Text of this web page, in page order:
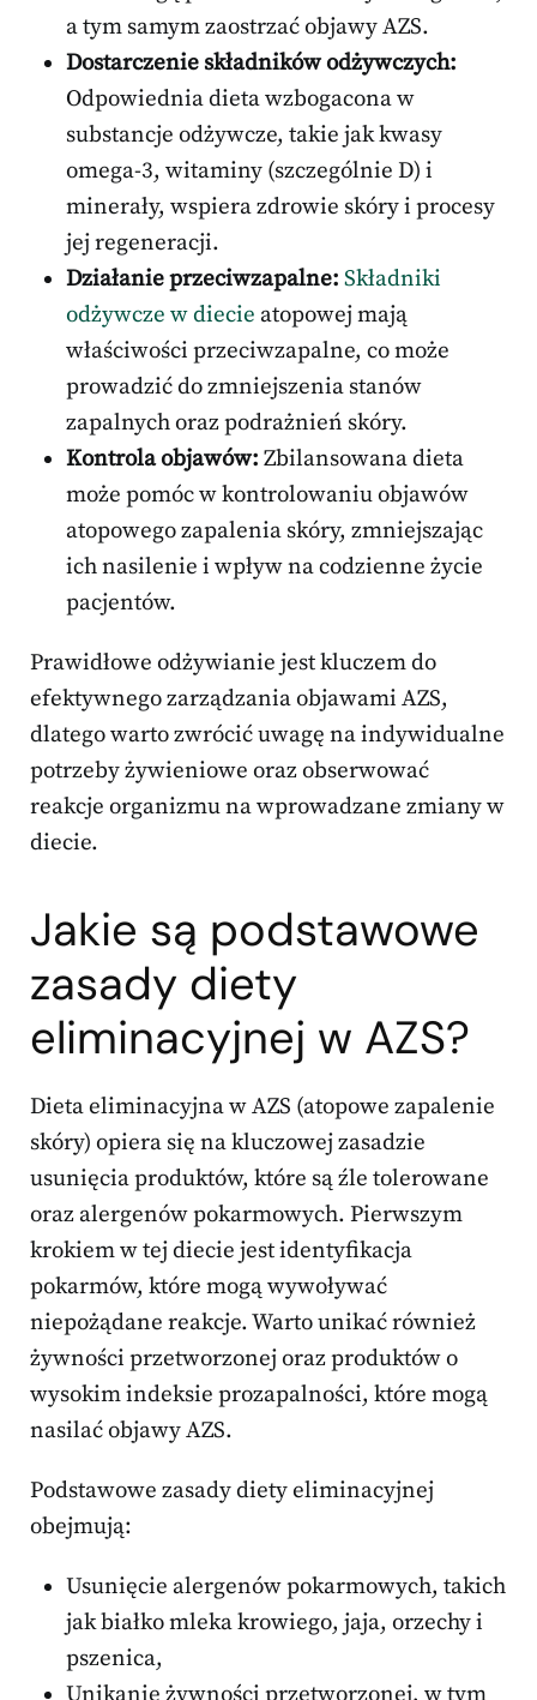
a tym samym zaostrzać objawy AZS.
Dostarczenie składników odżywczych:
Odpowiednia dieta wzbogacona w
substancje odżywcze, takie jak kwasy
omega-3, witaminy (szczególnie D) i
minerały, wspiera zdrowie skóry i procesy
jej regeneracji.
Działanie przeciwzapalne: Składniki
odżywcze w diecie atopowej mają
właściwości przeciwzapalne, co może
prowadzić do zmniejszenia stanów
zapalnych oraz podrażnień skóry.
Kontrola objawów: Zbilansowana dieta
może pomóc w kontrolowaniu objawów
atopowego zapalenia skóry, zmniejszając
ich nasilenie i wpływ na codzienne życie
pacjentów.
Prawidłowe odżywianie jest kluczem do
efektywnego zarządzania objawami AZS,
dlatego warto zwrócić uwagę na indywidualne
potrzeby żywieniowe oraz obserwować
reakcje organizmu na wprowadzane zmiany w
diecie.
Jakie są podstawowe
zasady diety
eliminacyjnej w AZS?
Dieta eliminacyjna w AZS (atopowe zapalenie
skóry) opiera się na kluczowej zasadzie
usunięcia produktów, które są źle tolerowane
oraz alergenów pokarmowych. Pierwszym
krokiem w tej diecie jest identyfikacja
pokarmów, które mogą wywoływać
niepożądane reakcje. Warto unikać również
żywności przetworzonej oraz produktów o
wysokim indeksie prozapalności, które mogą
nasilać objawy AZS.
Podstawowe zasady diety eliminacyjnej
obejmują:
Usunięcie alergenów pokarmowych, takich
jak białko mleka krowiego, jaja, orzechy i
pszenica,